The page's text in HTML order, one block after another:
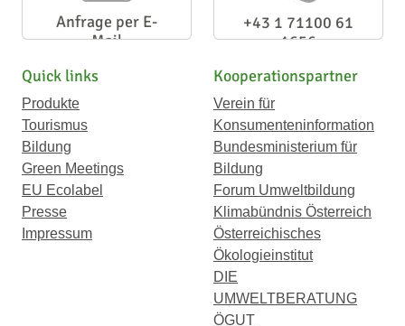
Anfrage per E-
Mail
+43 1 71100 61
1656
Quick links
Produkte
Tourismus
Bildung
Green Meetings
EU Ecolabel
Presse
Impressum
Kooperationspartner
Verein für
Konsumenteninformation
Bundesministerium für
Bildung
Forum Umweltbildung
Klimabündnis Österreich
Österreichisches
Ökologieinstitut
DIE
UMWELTBERATUNG
ÖGUT